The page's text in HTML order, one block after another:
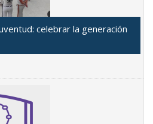
celebrar la generación